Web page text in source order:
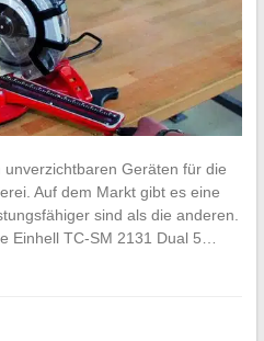
Geräten für die
Auf dem Markt gibt es eine
sind als die anderen.
Einhell TC-SM 2131 Dual 5…